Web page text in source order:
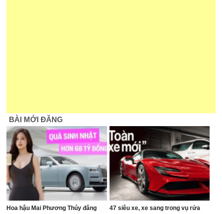
BÀI MỚI ĐĂNG
Hoa hậu Mai Phương Thúy đăng
47 siêu xe, xe sang trong vụ rửa